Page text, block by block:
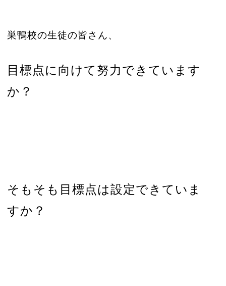
巣鴨校の生徒の皆さん、
目標点に向けて努力できています
か？
そもそも目標点は設定できていま
すか？